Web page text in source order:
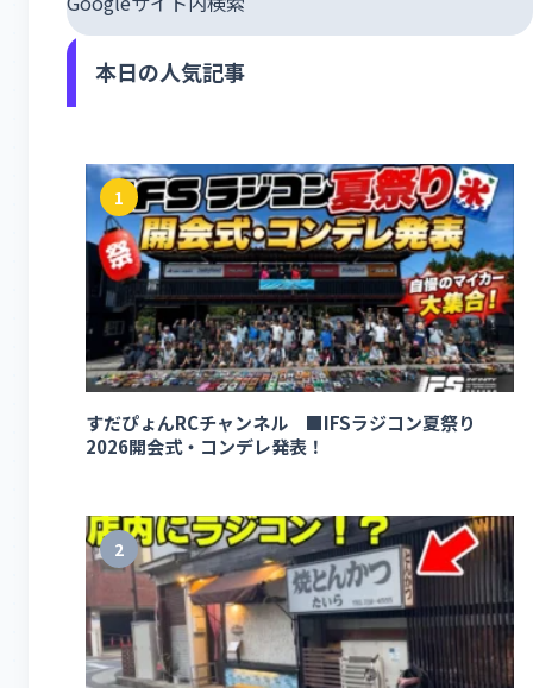
本日の人気記事
1
すだぴょんRCチャンネル ■IFSラジコン夏祭り
2026開会式・コンデレ発表！
2